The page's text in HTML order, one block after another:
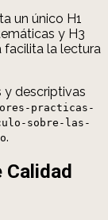
un único H1
y H3
facilita la lectura
y descriptivas
practicas-
sobre-las-
.